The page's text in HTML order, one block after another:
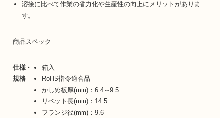
溶接に比べて作業の省力化や生産性の向上にメリットがありま
す。
商品スペック
仕様・
規格
箱入
RoHS指令適合品
かしめ板厚(mm)：6.4～9.5
リベット長(mm)：14.5
フランジ径(mm)：9.6